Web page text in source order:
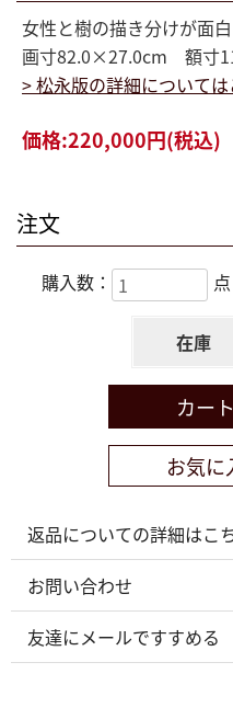
女性と樹の描き分けが面白
画寸82.0×27.0cm 額寸
> 松永版の詳細については
価格:220,000円(税込)
注文
購入数： 点
在庫
返品についての詳細はこ
お問い合わせ
友達にメールですすめる